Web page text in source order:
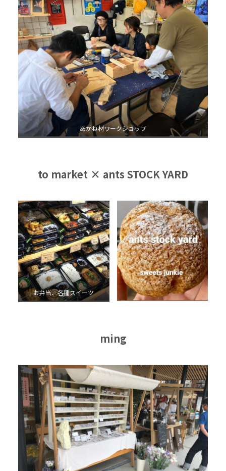
あかね材ワークショップ
to market × ants STOCK YARD
お弁当、各種スイーツ
ming